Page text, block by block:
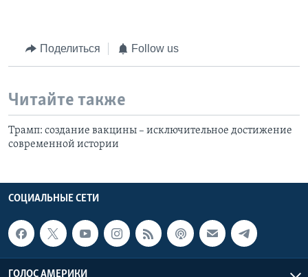
Поделиться Follow us
Читайте также
Трамп: создание вакцины – исключительное достижение
современной истории
СОЦИАЛЬНЫЕ СЕТИ
ГОЛОС АМЕРИКИ